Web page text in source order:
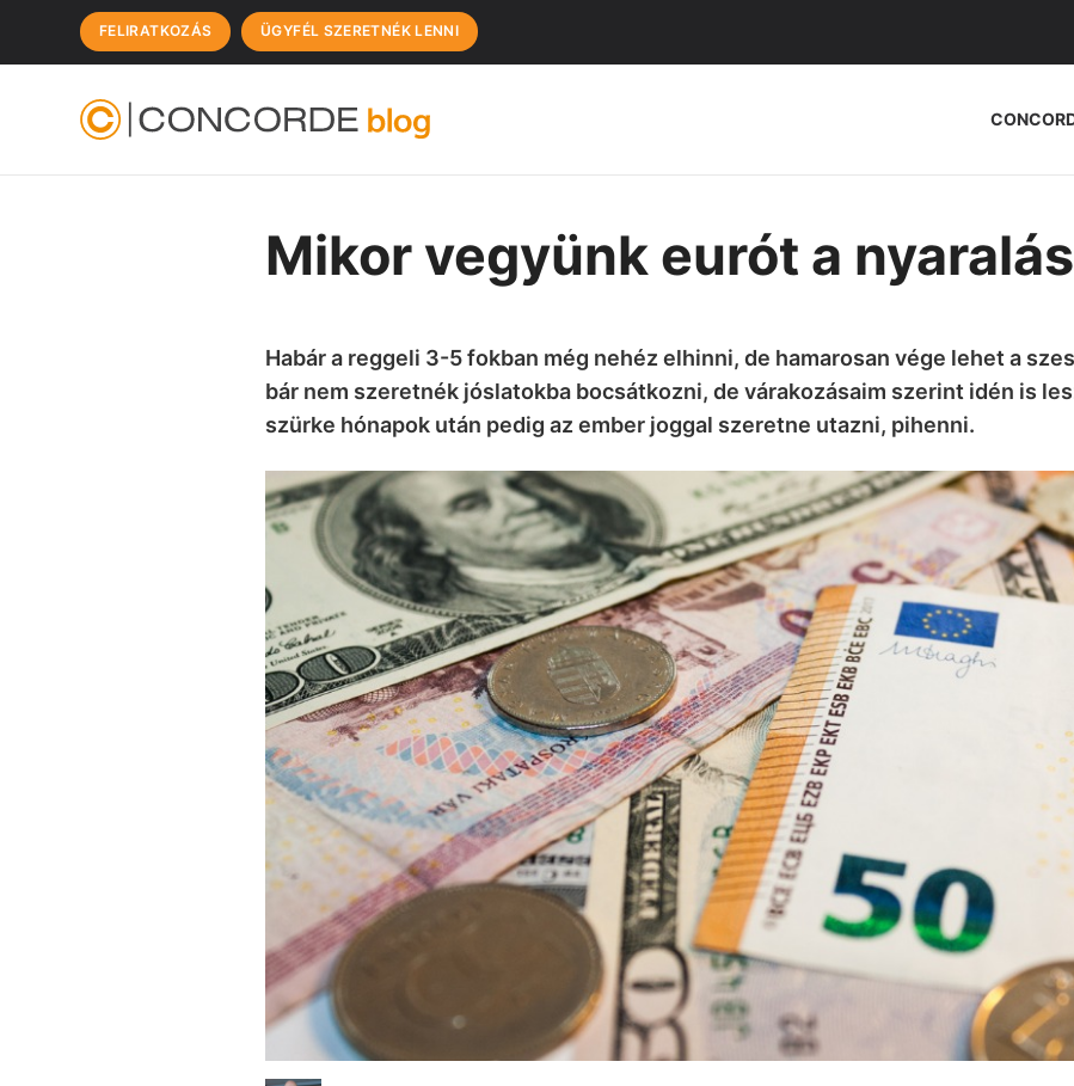
FELIRATKOZÁS ÜGYFÉL SZERETNÉK LENNI
Mikor vegyünk eurót a
Habár a reggeli 3-5 fokban még nehéz elhinni, de hamarosan vége lehet a
bár nem szeretnék jóslatokba bocsátkozni, de várakozásaim szerint idén is
szürke hónapok után pedig az ember joggal szeretne utazni, pihenni.